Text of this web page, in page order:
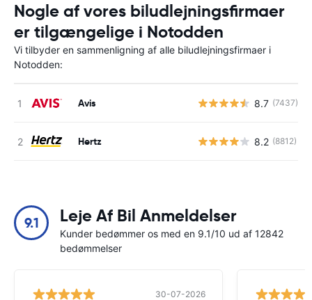
Nogle af vores biludlejningsfirmaer
er tilgængelige i Notodden
Vi tilbyder en sammenligning af alle biludlejningsfirmaer i
Notodden:
Avis 8.7 (7437)
Hertz 8.2 (8812)
9.1 Leje Af Bil Anmeldelser
Kunder bedømmer os med en 9.1/10 ud af 12842
bedømmelser
30-07-2026